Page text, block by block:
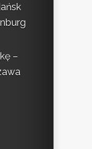
–